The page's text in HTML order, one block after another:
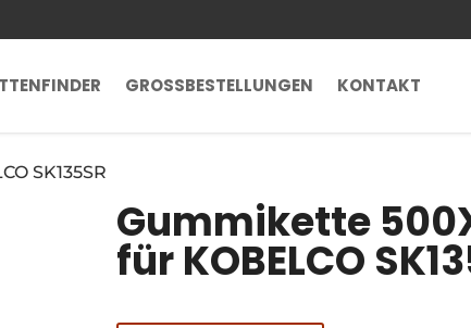
GROSSBESTELLUNGEN KONTAKT
SK135SR
Gummikette
für KOBELCO